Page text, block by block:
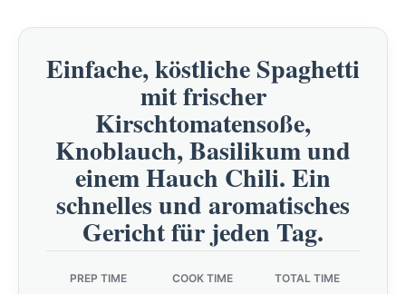
Einfache, köstliche Spaghetti
mit frischer
Kirschtomatensoße,
Knoblauch, Basilikum und
einem Hauch Chili. Ein
schnelles und aromatisches
Gericht für jeden Tag.
PREP TIME COOK TIME TOTAL TIME